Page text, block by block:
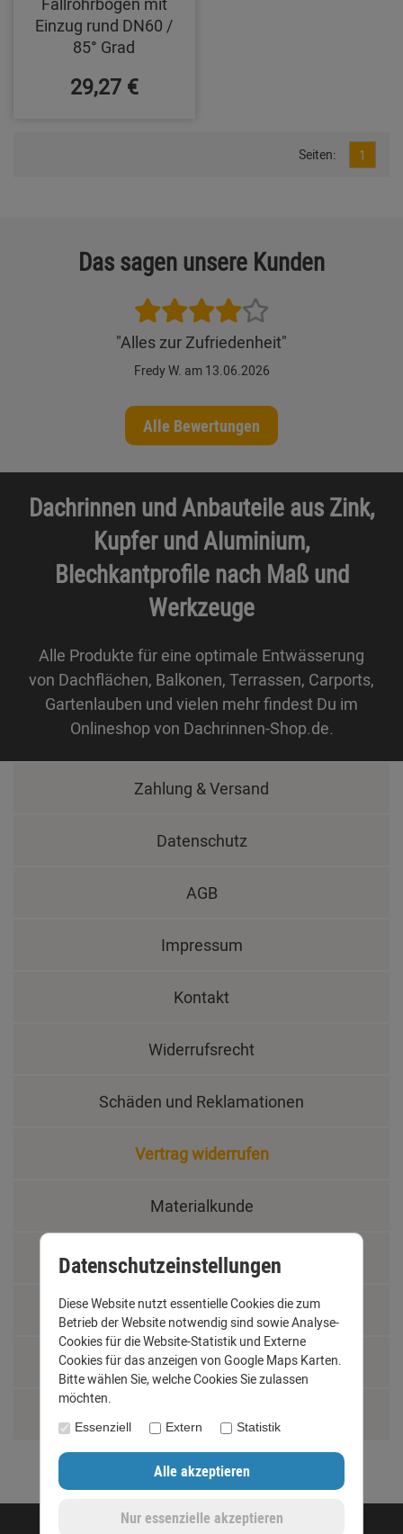
Einzug rund DN60 /
85° Grad
29,27 €
Seiten: 1
Das sagen unsere Kunden
"Alles zur Zufriedenheit"
Fredy W. am 13.06.2026
Alle Bewertungen
Dachrinnen und Anbauteile aus Zink,
Kupfer und Aluminium,
Blechkantprofile nach Maß und
Werkzeuge
Alle Produkte für eine optimale Entwässerung
von Dachflächen, Balkonen, Terrassen, Carports,
Gartenlauben und vielen mehr findest Du im
Onlineshop von Dachrinnen-Shop.de.
Zahlung & Versand
Datenschutz
AGB
Impressum
Kontakt
Widerrufsrecht
Schäden und Reklamationen
Vertrag widerrufen
Materialkunde
Fachbegriffe
Jobs
Montage und Installationshilfen
Datenschutzeinstellungen
Diese Website nutzt essentielle Cookies die zum
Betrieb der Website notwendig sind sowie Analyse-
Cookies für die Website-Statistik und Externe
Cookies für das anzeigen von Google Maps Karten.
Bitte wählen Sie, welche Cookies Sie zulassen
möchten.
Essenziell Extern Statistik